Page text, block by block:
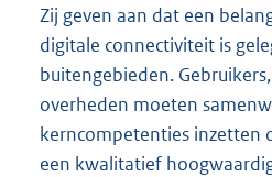
Zij geven aan dat een
digitale connectiviteit is
buitengebieden.
overheden moeten
kerncompetenties inzetten
een kwalitatief